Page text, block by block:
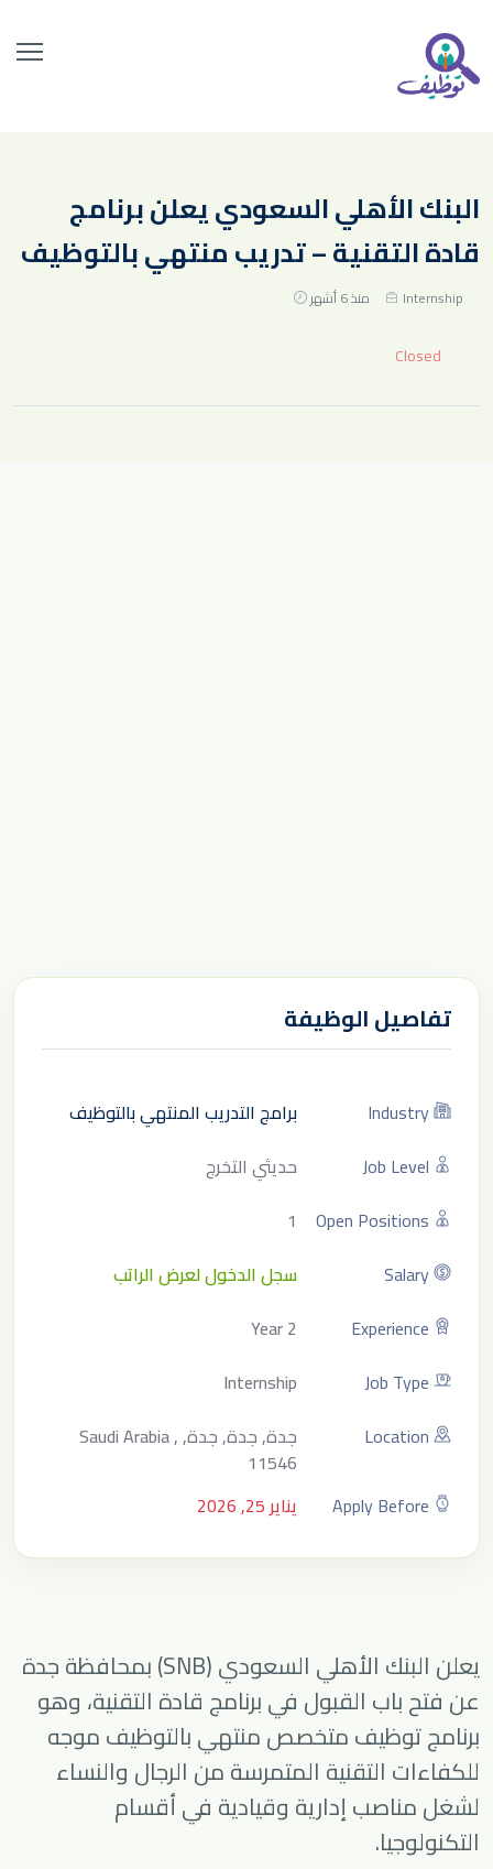
البنك الأهلي السعودي يعلن برنامج
قادة التقنية – تدريب منتهي بالتوظيف
Internship منذ 6 أشهر
Closed
تفاصيل الوظيفة
Industry
برامج التدريب المنتهي بالتوظيف
Job Level
حديثي التخرج
Open Positions
1
Salary
سجل الدخول لعرض الراتب
Experience
2 Year
Job Type
Internship
Location
جدة, جدة, جدة, Saudi Arabia ,
11546
Apply Before
يناير 25, 2026
يعلن البنك الأهلي السعودي (SNB) بمحافظة جدة
عن فتح باب القبول في برنامج قادة التقنية، وهو
برنامج توظيف متخصص منتهي بالتوظيف موجه
للكفاءات التقنية المتمرسة من الرجال والنساء
لشغل مناصب إدارية وقيادية في أقسام
التكنولوجيا.